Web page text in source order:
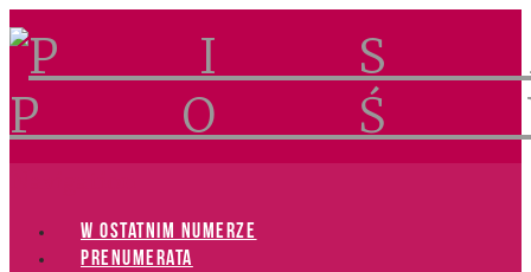
W OSTATNIM NUMERZE
PRENUMERATA